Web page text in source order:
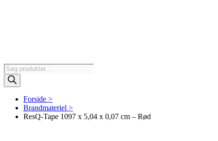
Products
search
Forside >
Brandmateriel >
ResQ-Tape 1097 x 5,04 x 0,07 cm – Rød